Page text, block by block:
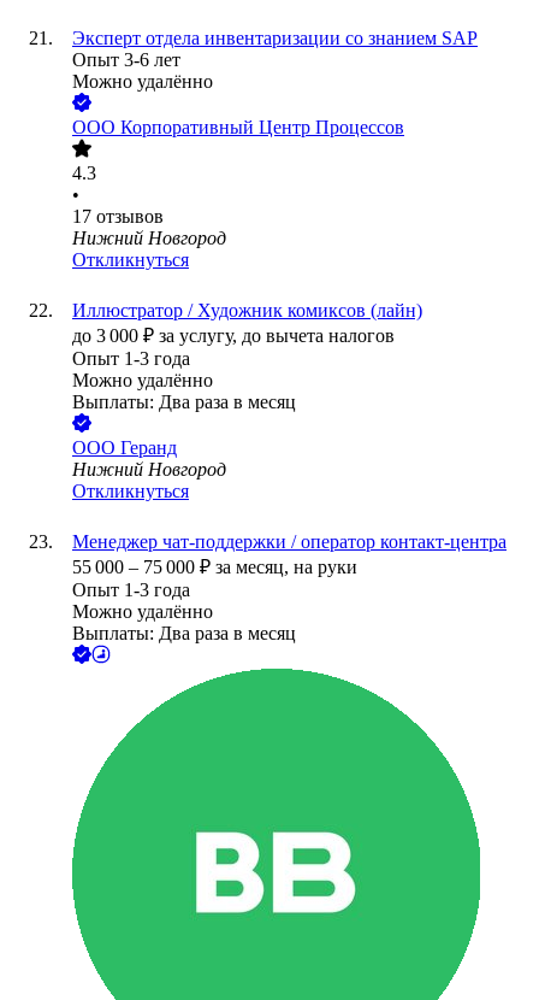
Эксперт отдела инвентаризации со знанием SAP
Опыт 3-6 лет
Можно удалённо
ООО Корпоративный Центр Процессов
4.3
•
17 отзывов
Нижний Новгород
Откликнуться
Иллюстратор / Художник комиксов (лайн)
до 3 000 ₽ за услугу, до вычета налогов
Опыт 1-3 года
Можно удалённо
Выплаты: Два раза в месяц
ООО Геранд
Нижний Новгород
Откликнуться
Менеджер чат-поддержки / оператор контакт-центра
55 000 – 75 000 ₽ за месяц, на руки
Опыт 1-3 года
Можно удалённо
Выплаты: Два раза в месяц